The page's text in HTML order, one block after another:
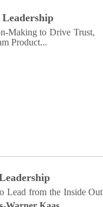
Making to Drive Trust,
Product...
Lead from the Inside Out